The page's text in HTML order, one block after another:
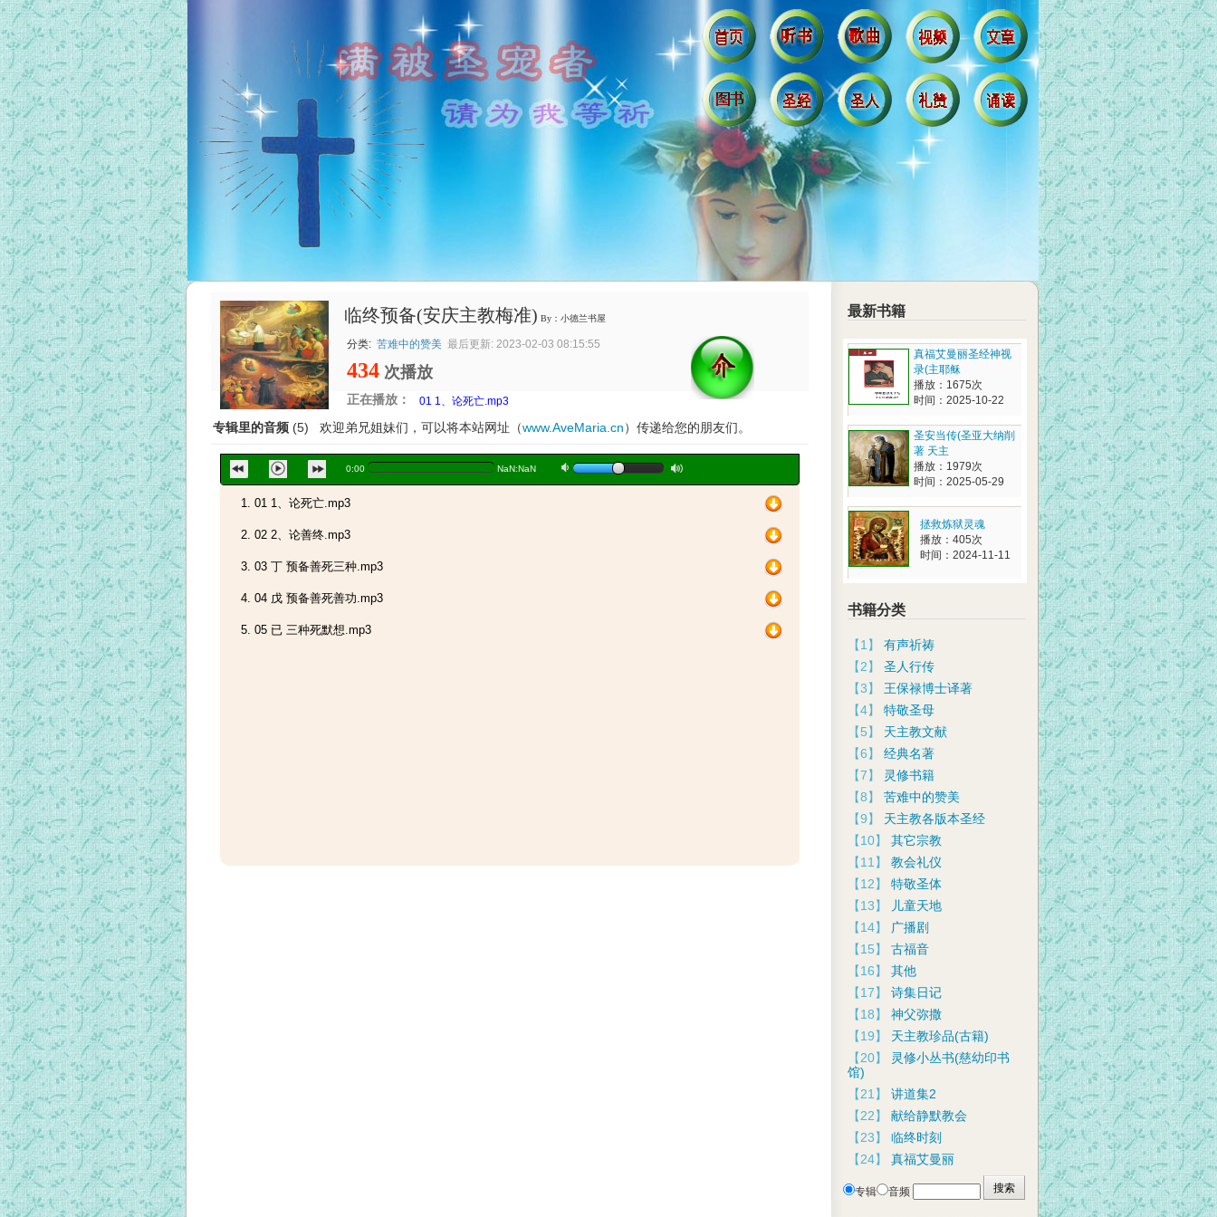
临终预备(安庆主教梅准) By：小德兰书屋
分类: 苦难中的赞美 最后更新: 2023-02-03 08:15:55
434 次播放
正在播放：
专辑里的音频 (5) 欢迎弟兄姐妹们，可以将本站网址（www.AveMaria.cn）传递给您的朋友们。
0:00 NaN:NaN a b
01 1、论死亡.mp3
01 1、论死亡.mp3
02 2、论善终.mp3
03 丁 预备善死三种.mp3
04 戊 预备善死善功.mp3
05 已 三种死默想.mp3
最新书籍
真福艾曼丽圣经神视
录(主耶稣
播放：1675次
时间：2025-10-22
圣安当传(圣亚大纳削
著 天主
播放：1979次
时间：2025-05-29
拯救炼狱灵魂
播放：405次
时间：2024-11-11
书籍分类
【1】 有声祈祷
【2】 圣人行传
【3】 王保禄博士译著
【4】 特敬圣母
【5】 天主教文献
【6】 经典名著
【7】
灵修书籍
【8】 苦难中的赞美
【9】 天主教各版本圣经
【10】 其它宗教
【11】 教会礼仪
【12】 特敬圣体
【13】
儿童天地
【14】
广播剧
【15】 古福音
【16】 其他
【17】 诗集日记
【18】 神父弥撒
【19】 天主教珍品(古籍)
【20】
灵修小丛书(慈幼印书
馆)
【21】 讲道集2
【22】 献给静默教会
【23】 临终时刻
【24】 真福艾曼丽
专辑 音频